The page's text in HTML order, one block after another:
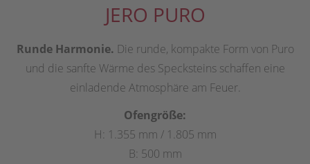
JERO PURO
Runde Harmonie. Die runde, kompakte Form von Puro
und die sanfte Wärme des Specksteins schaffen eine
einladende Atmosphäre am Feuer.
Ofengröße:
H: 1.355 mm / 1.805 mm
B: 500 mm